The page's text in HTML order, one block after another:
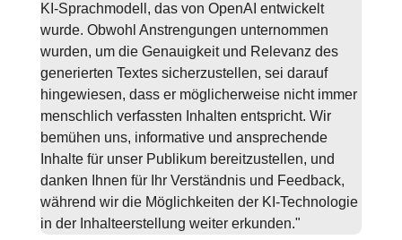
KI-Sprachmodell, das von OpenAI entwickelt
wurde. Obwohl Anstrengungen unternommen
wurden, um die Genauigkeit und Relevanz des
generierten Textes sicherzustellen, sei darauf
hingewiesen, dass er möglicherweise nicht immer
menschlich verfassten Inhalten entspricht. Wir
bemühen uns, informative und ansprechende
Inhalte für unser Publikum bereitzustellen, und
danken Ihnen für Ihr Verständnis und Feedback,
während wir die Möglichkeiten der KI-Technologie
in der Inhalteerstellung weiter erkunden."